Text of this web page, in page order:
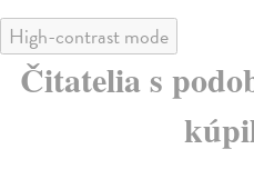
High-contrast mode
Čitatelia s